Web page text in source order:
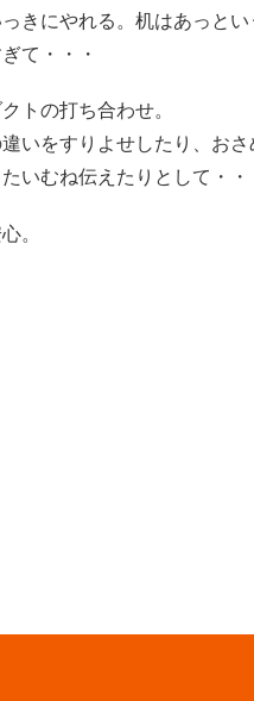
きにやれる。机はあっとい
て・・・
トの打ち合わせ。
いをすりよせしたり、お
いむね伝えたりとして・・
。